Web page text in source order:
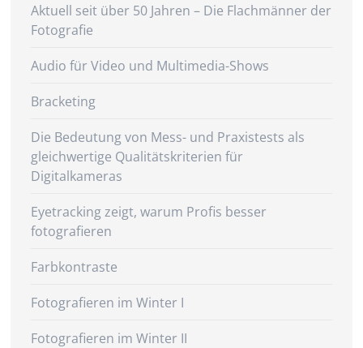
Aktuell seit über 50 Jahren – Die Flachmänner der
Fotografie
Audio für Video und Multimedia-Shows
Bracketing
Die Bedeutung von Mess- und Praxistests als
gleichwertige Qualitätskriterien für
Digitalkameras
Eyetracking zeigt, warum Profis besser
fotografieren
Farbkontraste
Fotografieren im Winter I
Fotografieren im Winter II